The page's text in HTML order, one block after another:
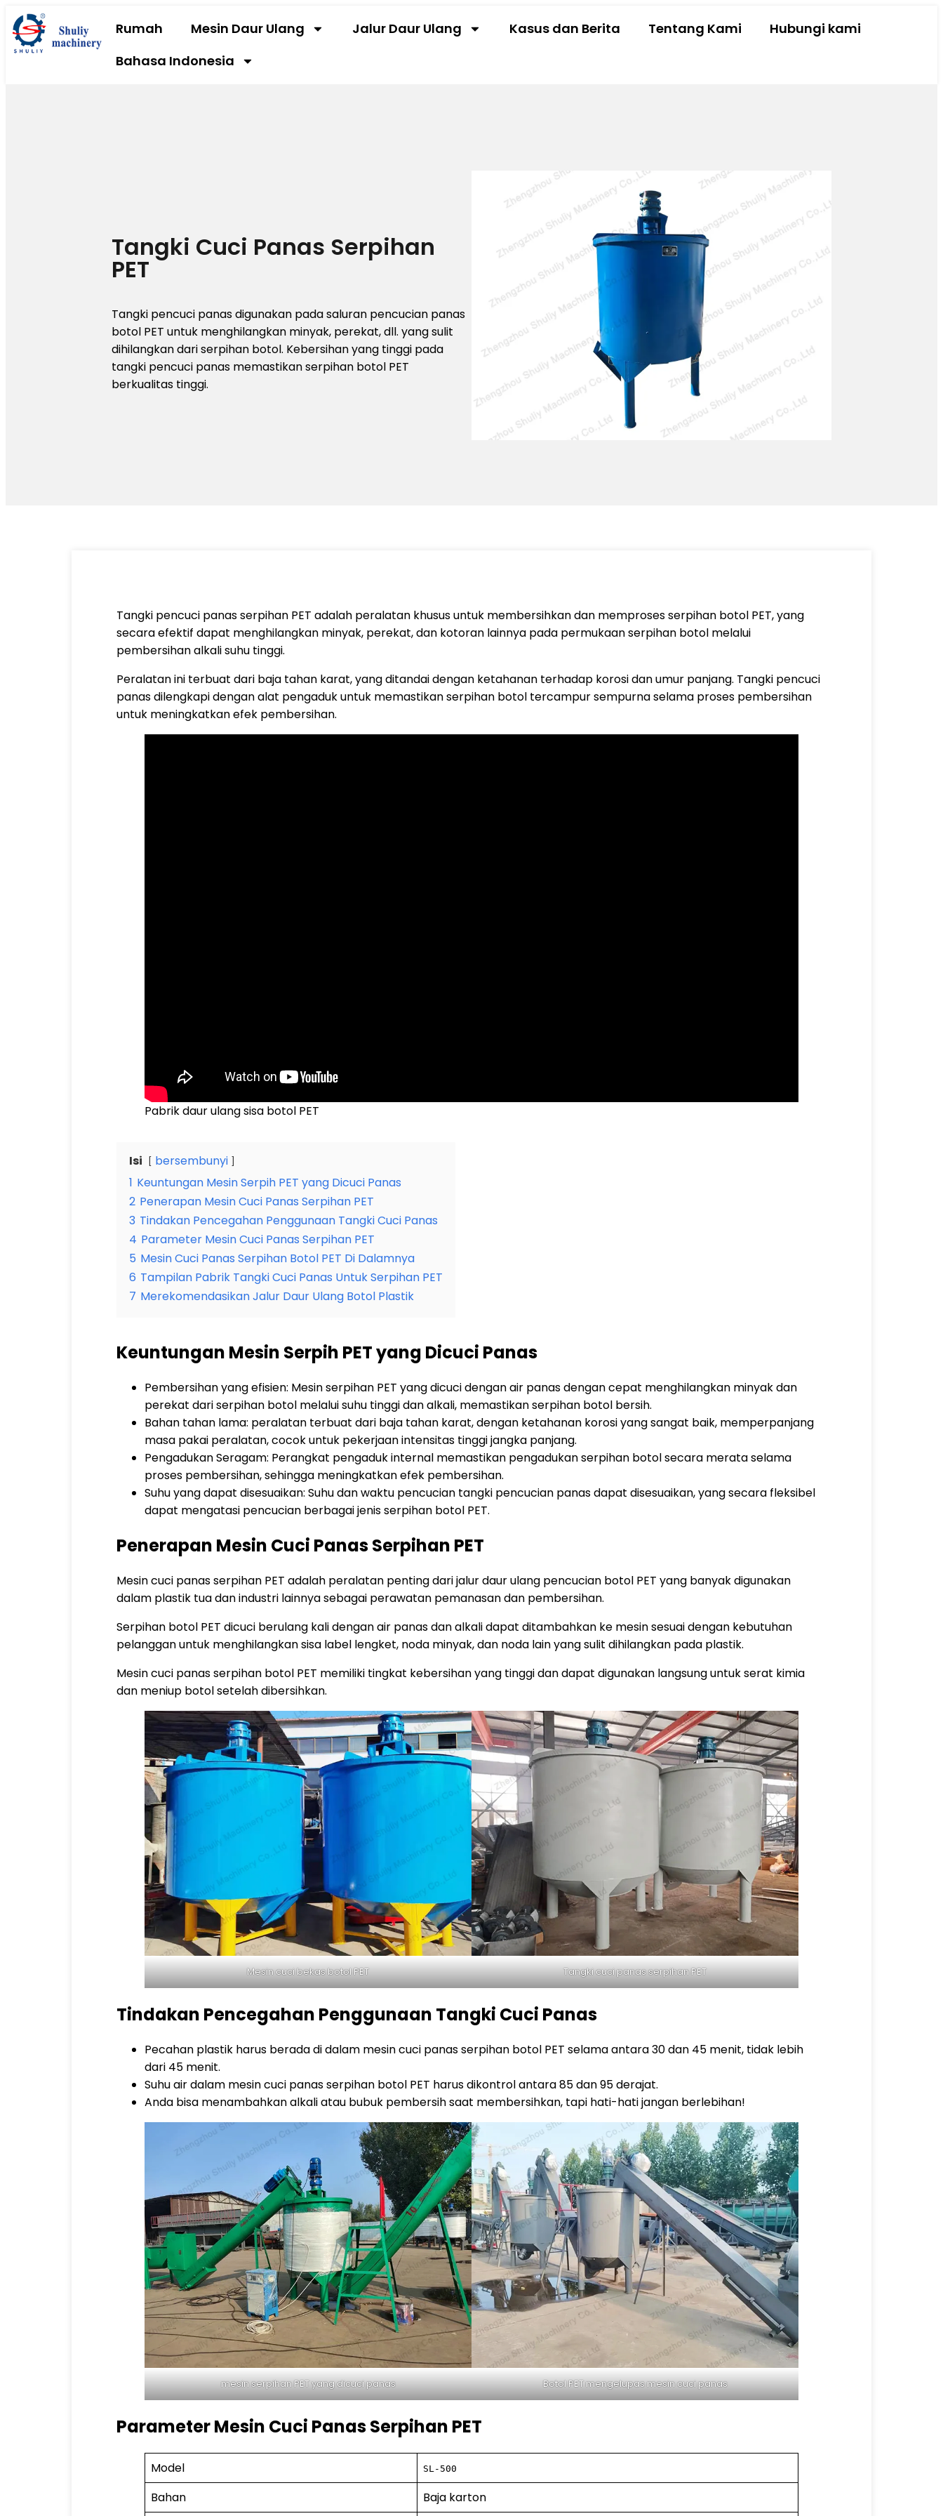
Rumah Mesin Daur Ulang Jalur Daur Ulang Kasus dan Berita Tentang Kami
Hubungi kami
Bahasa Indonesia
Tangki Cuci Panas Serpihan
PET
Tangki pencuci panas digunakan pada saluran pencucian panas
botol PET untuk menghilangkan minyak, perekat, dll. yang sulit
dihilangkan dari serpihan botol. Kebersihan yang tinggi pada
tangki pencuci panas memastikan serpihan botol PET
berkualitas tinggi.
Tangki pencuci panas serpihan PET adalah peralatan khusus untuk membersihkan dan memproses serpihan botol PET, yang
secara efektif dapat menghilangkan minyak, perekat, dan kotoran lainnya pada permukaan serpihan botol melalui
pembersihan alkali suhu tinggi.
Peralatan ini terbuat dari baja tahan karat, yang ditandai dengan ketahanan terhadap korosi dan umur panjang. Tangki pencuci
panas dilengkapi dengan alat pengaduk untuk memastikan serpihan botol tercampur sempurna selama proses pembersihan
untuk meningkatkan efek pembersihan.
Pabrik daur ulang sisa botol PET
Isi
bersembunyi
1 Keuntungan Mesin Serpih PET yang Dicuci Panas
2 Penerapan Mesin Cuci Panas Serpihan PET
3 Tindakan Pencegahan Penggunaan Tangki Cuci Panas
4 Parameter Mesin Cuci Panas Serpihan PET
5 Mesin Cuci Panas Serpihan Botol PET Di Dalamnya
6 Tampilan Pabrik Tangki Cuci Panas Untuk Serpihan PET
7 Merekomendasikan Jalur Daur Ulang Botol Plastik
Keuntungan Mesin Serpih PET yang Dicuci Panas
Pembersihan yang efisien: Mesin serpihan PET yang dicuci dengan air panas dengan cepat menghilangkan minyak dan
perekat dari serpihan botol melalui suhu tinggi dan alkali, memastikan serpihan botol bersih.
Bahan tahan lama: peralatan terbuat dari baja tahan karat, dengan ketahanan korosi yang sangat baik, memperpanjang
masa pakai peralatan, cocok untuk pekerjaan intensitas tinggi jangka panjang.
Pengadukan Seragam: Perangkat pengaduk internal memastikan pengadukan serpihan botol secara merata selama
proses pembersihan, sehingga meningkatkan efek pembersihan.
Suhu yang dapat disesuaikan: Suhu dan waktu pencucian tangki pencucian panas dapat disesuaikan, yang secara fleksibel
dapat mengatasi pencucian berbagai jenis serpihan botol PET.
Penerapan Mesin Cuci Panas Serpihan PET
Mesin cuci panas serpihan PET adalah peralatan penting dari jalur daur ulang pencucian botol PET yang banyak digunakan
dalam plastik tua dan industri lainnya sebagai perawatan pemanasan dan pembersihan.
Serpihan botol PET dicuci berulang kali dengan air panas dan alkali dapat ditambahkan ke mesin sesuai dengan kebutuhan
pelanggan untuk menghilangkan sisa label lengket, noda minyak, dan noda lain yang sulit dihilangkan pada plastik.
Mesin cuci panas serpihan botol PET memiliki tingkat kebersihan yang tinggi dan dapat digunakan langsung untuk serat kimia
dan meniup botol setelah dibersihkan.
Mesin cuci bekas botol PET Tangki cuci panas serpihan PET
Tindakan Pencegahan Penggunaan Tangki Cuci Panas
Pecahan plastik harus berada di dalam mesin cuci panas serpihan botol PET selama antara 30 dan 45 menit, tidak lebih
dari 45 menit.
Suhu air dalam mesin cuci panas serpihan botol PET harus dikontrol antara 85 dan 95 derajat.
Anda bisa menambahkan alkali atau bubuk pembersih saat membersihkan, tapi hati-hati jangan berlebihan!
mesin serpihan PET yang dicuci panas Botol PET mengelupas mesin cuci panas
Parameter Mesin Cuci Panas Serpihan PET
Model SL-500
Bahan Baja karton